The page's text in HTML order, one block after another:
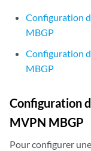
Configuration
MBGP
Configuration
MBGP
Configuration
MVPN MBGP
Pour configurer